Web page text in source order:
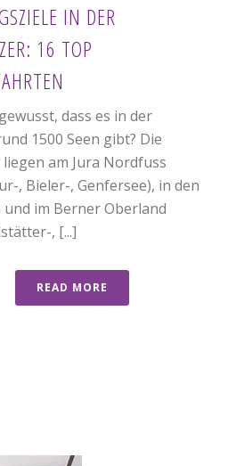
IN DER
16 TOP
dass es in der
1500 Seen gibt? Die
am Jura Nordfuss
, Bieler-, Genfersee), in den
im Berner Oberland
, [...]
READ MORE